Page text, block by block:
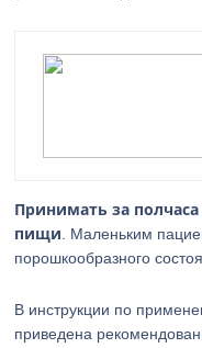
Принимать за
пищи . Маленьким
порошкообразного
В инструкции по
приведена